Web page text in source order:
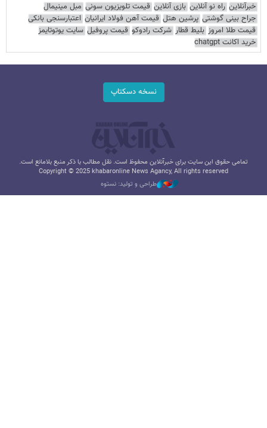
خبرآنلاین راه نو آنلاین بازی آنلاین قیمت تلویزیون سونی مبل مینیمال
جراح بینی گوشتی پرشین هتل قیمت آهن فولاد ایرانیان اعتبارسنجی بانکی
قیمت طلا امروز بلیط قطار شرکت رادوکو قیمت پروفیل سایت یوتوتایمز
خرید اکانت chatgpt
نسخه دسکتاپ
تمامی حقوق این سایت برای خبرآنلاین محفوظ است. نقل مطالب با ذکر منبع بلامانع است.
Copyright © 2025 khabaronline News Agancy, All rights reserved
طراحی و تولید: نستوه